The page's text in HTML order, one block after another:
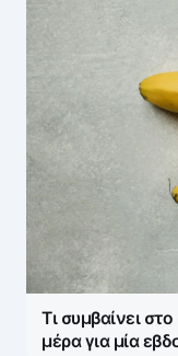
Τι συμβαίνει
μέρα για μία